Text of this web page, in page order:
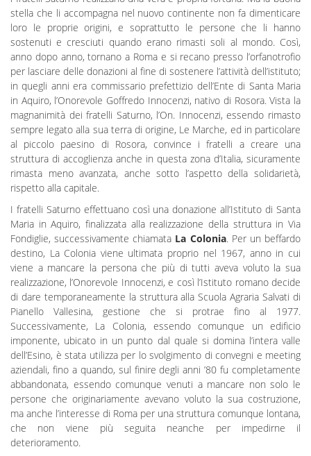
stella che li accompagna nel nuovo continente non fa dimenticare
loro le proprie origini, e soprattutto le persone che li hanno
sostenuti e cresciuti quando erano rimasti soli al mondo. Così,
anno dopo anno, tornano a Roma e si recano presso l’orfanotrofio
per lasciare delle donazioni al fine di sostenere l’attività dell’istituto;
in quegli anni era commissario prefettizio dell’Ente di Santa Maria
in Aquiro, l’Onorevole Goffredo Innocenzi, nativo di Rosora. Vista la
magnanimità dei fratelli Saturno, l’On. Innocenzi, essendo rimasto
sempre legato alla sua terra di origine, Le Marche, ed in particolare
al piccolo paesino di Rosora, convince i fratelli a creare una
struttura di accoglienza anche in questa zona d’Italia, sicuramente
rimasta meno avanzata, anche sotto l’aspetto della solidarietà,
rispetto alla capitale.
I fratelli Saturno effettuano così una donazione all’Istituto di Santa
Maria in Aquiro, finalizzata alla realizzazione della struttura in Via
Fondiglie, successivamente chiamata La Colonia. Per un beffardo
destino, La Colonia viene ultimata proprio nel 1967, anno in cui
viene a mancare la persona che più di tutti aveva voluto la sua
realizzazione, l’Onorevole Innocenzi, e così l’Istituto romano decide
di dare temporaneamente la struttura alla Scuola Agraria Salvati di
Pianello Vallesina, gestione che si protrae fino al 1977.
Successivamente, La Colonia, essendo comunque un edificio
imponente, ubicato in un punto dal quale si domina l’intera valle
dell’Esino, è stata utilizza per lo svolgimento di convegni e meeting
aziendali, fino a quando, sul finire degli anni ’80 fu completamente
abbandonata, essendo comunque venuti a mancare non solo le
persone che originariamente avevano voluto la sua costruzione,
ma anche l’interesse di Roma per una struttura comunque lontana,
che non viene più seguita neanche per impedirne il
deterioramento.